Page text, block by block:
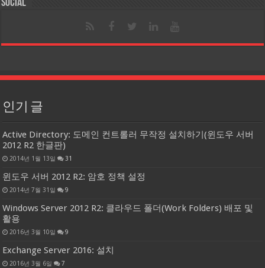
Social
인기 글
Active Directory: 도메인 컨트롤러 무작정 설치하기(윈도우 서버
2012 R2 한글판)
2014년 1월 13일 31
윈도우 서버 2012 R2: 암호 정책 설정
2014년 7월 31일 9
Windows Server 2012 R2: 클라우드 폴더(Work Folders) 배포 및
활용
2016년 3월 10일 9
Exchange Server 2016: 설치
2016년 3월 6일 7